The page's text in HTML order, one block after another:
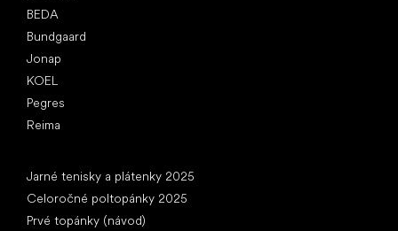
BEDA
Bundgaard
Jonap
KOEL
Pegres
Reima
Jarné tenisky a plátenky 2025
Celoročné poltopánky 2025
Prvé topánky (návod)